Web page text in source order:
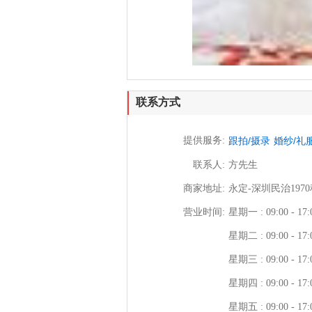
联系方式
提供服务: 跟拍/摄录 婚纱/礼
联系人: 方先生
商家地址: 永定-深圳民治
营业时间: 星期一 : 09:00 -
星期二 : 09:00 -
星期三 : 09:00 -
星期四 : 09:00 -
星期五 : 09:00 -